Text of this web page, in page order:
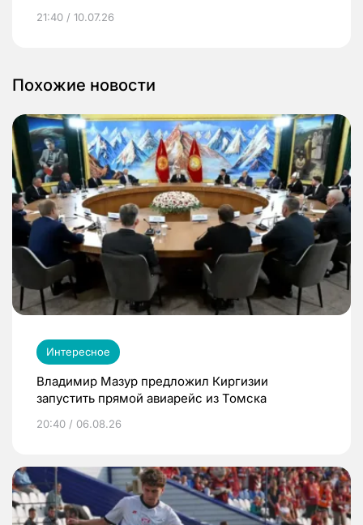
21:40 / 10.07.26
Похожие новости
Интересное
Владимир Мазур предложил Киргизии
запустить прямой авиарейс из Томска
20:40 / 06.08.26